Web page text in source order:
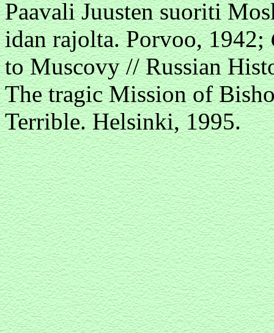
Paavali Juusten suoriti
idan rajolta. Porvoo, 1942;
to Muscovy // Russian
The tragic Mission of
Terrible. Helsinki, 1995.